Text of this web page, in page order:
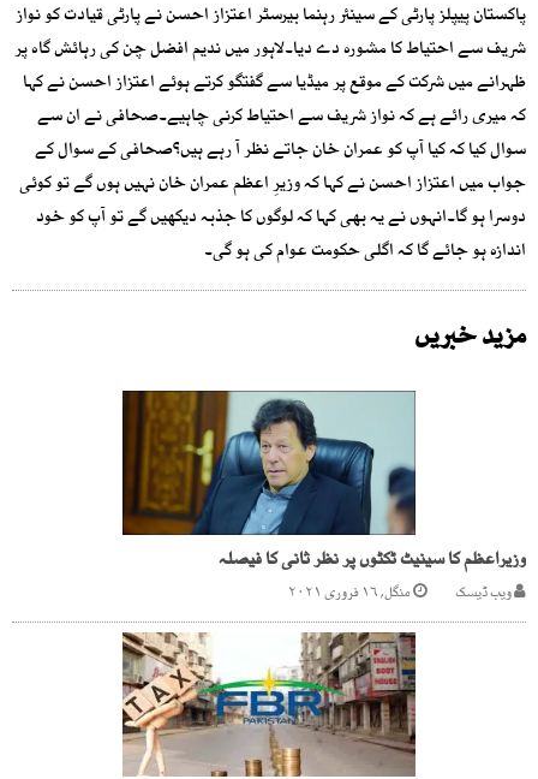
پاکستان پیپلز پارٹی کے سینئر رہنما بیرسٹر اعتزاز احسن نے پارٹی قیادت کو نواز
شریف سے احتیاط کا مشورہ دے دیا۔لاہور میں ندیم افضل چن کی رہائش گاہ پر
ظہرانے میں شرکت کے موقع پر میڈیا سے گفتگو کرتے ہوئے اعتزاز احسن نے کہا
کہ میری رائے ہے کہ نواز شریف سے احتیاط کرنی چاہیے۔صحافی نے ان سے
سوال کیا کہ کیا آپ کو عمران خان جاتے نظر آ رہے ہیں؟صحافی کے سوال کے
جواب میں اعتزاز احسن نے کہا کہ وزیرِ اعظم عمران خان نہیں ہوں گے تو کوئی
دوسرا ہو گا۔انہوں نے یہ بھی کہا کہ لوگوں کا جذبہ دیکھیں گے تو آپ کو خود
اندازہ ہو جائے گا کہ اگلی حکومت عوام کی ہو گی۔
مزید خبریں
وزیراعظم کا سینیٹ ٹکٹوں پر نظر ثانی کا فیصلہ
ویب ڈیسک منگل, ۱۶ فروری ۲۰۲۱